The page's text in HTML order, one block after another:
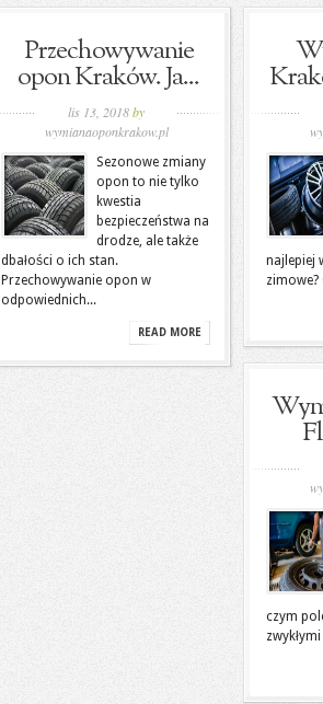
Przechowywanie
opon Kraków. Ja...
lis 13, 2018by
wymianaoponkrakow.pl
Sezonowe zmiany
opon to nie tylko
kwestia
bezpieczeństwa na
drodze, ale także
dbałości o ich stan.
Przechowywanie opon w
odpowiednich...
READ MORE
najlepiej
zimowe?
czym